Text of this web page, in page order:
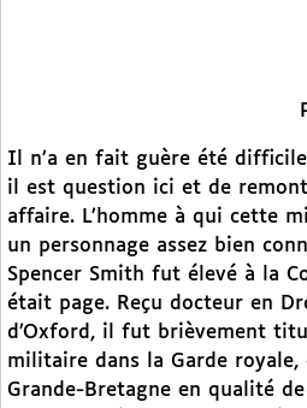
Il n’a en fait guère été
il est question ici et de
affaire. L’homme à qui cette
un personnage assez bien
Spencer Smith fut élevé à la
était page. Reçu docteur en
d’Oxford, il fut brièvement
militaire dans la Garde
Grande-Bretagne en qualité